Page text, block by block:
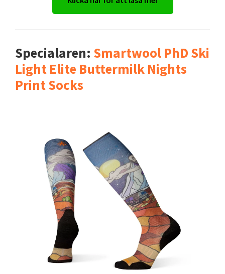
Specialaren: Smartwool PhD Ski
Light Elite Buttermilk Nights
Print Socks